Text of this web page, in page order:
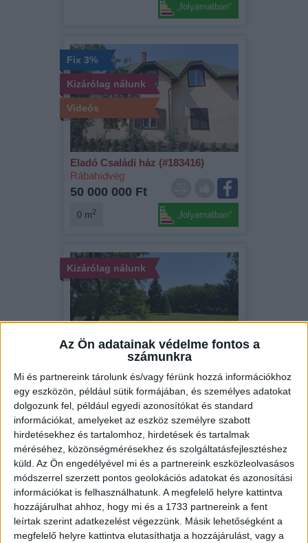
Az Ön adatainak védelme fontos a
számunkra
Mi és partnereink tárolunk és/vagy férünk hozzá információkhoz
egy eszközön, például sütik formájában, és személyes adatokat
dolgozunk fel, például egyedi azonosítókat és standard
információkat, amelyeket az eszköz személyre szabott
hirdetésekhez és tartalomhoz, hirdetések és tartalmak
méréséhez, közönségmérésekhez és szolgáltatásfejlesztéshez
küld. Az Ön engedélyével mi és a partnereink eszközleolvasásos
módszerrel szerzett pontos geolokációs adatokat és azonosítási
információkat is felhasználhatunk. A megfelelő helyre kattintva
hozzájárulhat ahhoz, hogy mi és a 1733 partnereink a fent
leírtak szerint adatkezelést végezzünk. Másik lehetőségként a
megfelelő helyre kattintva elutasíthatja a hozzájárulást, vagy a
„folyamatban“
Fix 3%
Kizárólag nálunk
Videós
Eladó Családi ház (#183416)
Rábahídvég
50 000 000 Ft
0 m2 „folyamatban“
Kizárólag nálunk
Eladó Telek (#183404)
72 900 000 Ft
2883 m2
Kizárólag nálunk